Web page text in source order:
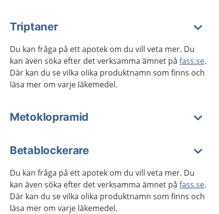
Triptaner
Du kan fråga på ett apotek om du vill veta mer. Du
kan även söka efter det verksamma ämnet på fass.se.
Där kan du se vilka olika produktnamn som finns och
läsa mer om varje läkemedel.
Metoklopramid
Betablockerare
Du kan fråga på ett apotek om du vill veta mer. Du
kan även söka efter det verksamma ämnet på fass.se.
Där kan du se vilka olika produktnamn som finns och
läsa mer om varje läkemedel.